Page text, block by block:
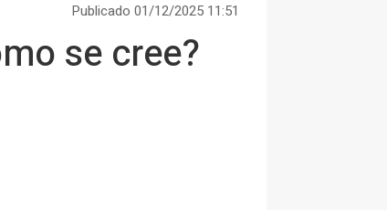
Publicado 01/12/2025 11:51
se cree?